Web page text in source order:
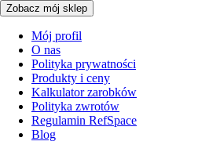
Zobacz mój sklep
Mój profil
O nas
Polityka prywatności
Produkty i ceny
Kalkulator zarobków
Polityka zwrotów
Regulamin RefSpace
Blog